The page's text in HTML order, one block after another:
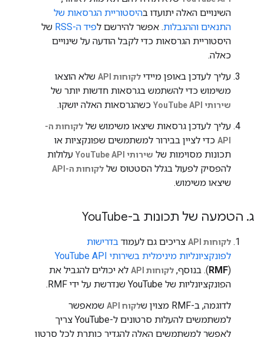
השינויים האלה יתועדו בהיסטוריית הגרסאות של
התנאים וההגבלות. אפשר להירשם לפיד ה-RSS
של
היסטוריית הגרסאות כדי לקבל הודעה על שינויים
כאלה.
עליך לעדכן באופן מיידי לקוחות API
שלא הוצאו
משימוש כדי להשתמש בגרסאות חדשות יותר של
שירותי YouTube API
כשהגרסאות האלה יושקו.
עליך לעדכן גרסאות שיצאו משימוש של לקוחות ה-
API כדי לציין בבירור למשתמשים שפונקציות או
תכונות מסוימות של שירותי YouTube API
עלולות
להפסיק לפעול בגלל הסטטוס של לקוחות ה-API
שיצאו משימוש.
ג. הטמעה של תכונות ב-YouTube
לקוחות API צריכים גם לעמוד בדרישות
לפונקציונליות מינימלית בשירותי YouTube API
(RMF). בנוסף, לקוחות API
לא יכולים להגביל את
הפונקציונליות של YouTube שנדרשת על ידי RMF.
לדוגמה, ב-RMF מצוין ש
לקוח API
שמאפשר
למשתמשים להעלות סרטונים ל-YouTube צריך
לאפשר למשתמשים האלה להגדיר כותרת לכל סרטון